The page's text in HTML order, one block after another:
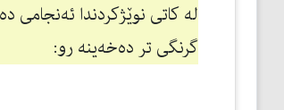
لە كاتی نوێژكردندا ئەنجامی
گرنگی تر دەخەینە رو: